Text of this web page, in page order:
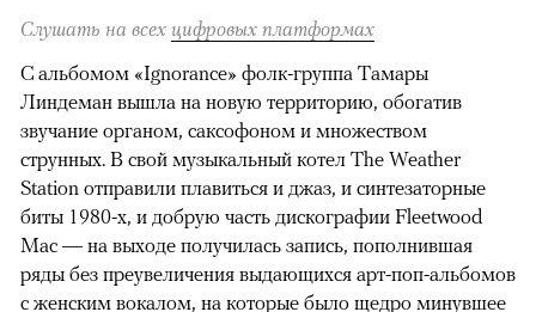
Слушать на всех цифровых платформах
С альбомом «Ignorance» фолк-группа Тамары
Линдеман вышла на новую территорию, обогатив
звучание органом, саксофоном и множеством
струнных. В свой музыкальный котел The Weather
Station отправили плавиться и джаз, и синтезаторные
биты 1980-х, и добрую часть дискографии Fleetwood
Mac — на выходе получилась запись, пополнившая
ряды без преувеличения выдающихся арт-поп-альбомов
с женским вокалом, на которые было щедро минувшее